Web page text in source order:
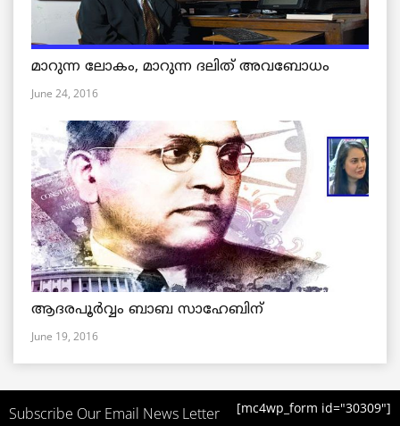
മാറുന്ന ലോകം, മാറുന്ന ദലിത് അവബോധം
June 24, 2016
ആദരപൂര്‍വ്വം ബാബ സാഹേബിന്
June 19, 2016
Subscribe Our Email News Letter [mc4wp_form id="30309"]